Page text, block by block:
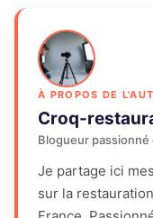
À PROPOS DE
Croq-
Blogueur
Je partage ici
sur la